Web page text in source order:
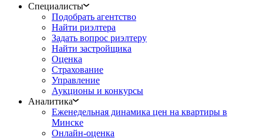
Специалисты
Подобрать агентство
Найти риэлтера
Задать вопрос риэлтеру
Найти застройщика
Оценка
Страхование
Управление
Аукционы и конкурсы
Аналитика
Еженедельная динамика цен на квартиры в
Минске
Онлайн-оценка